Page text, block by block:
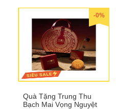
-0%
Quà Tặng Trung Thu
Bạch Mai Vọng Nguyệt